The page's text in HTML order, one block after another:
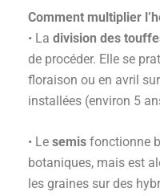
Comment multiplier
• La division des
de procéder. Elle se
floraison ou en avril
installées (environ 5
• Le semis fonctionne
botaniques, mais est
les graines sur des